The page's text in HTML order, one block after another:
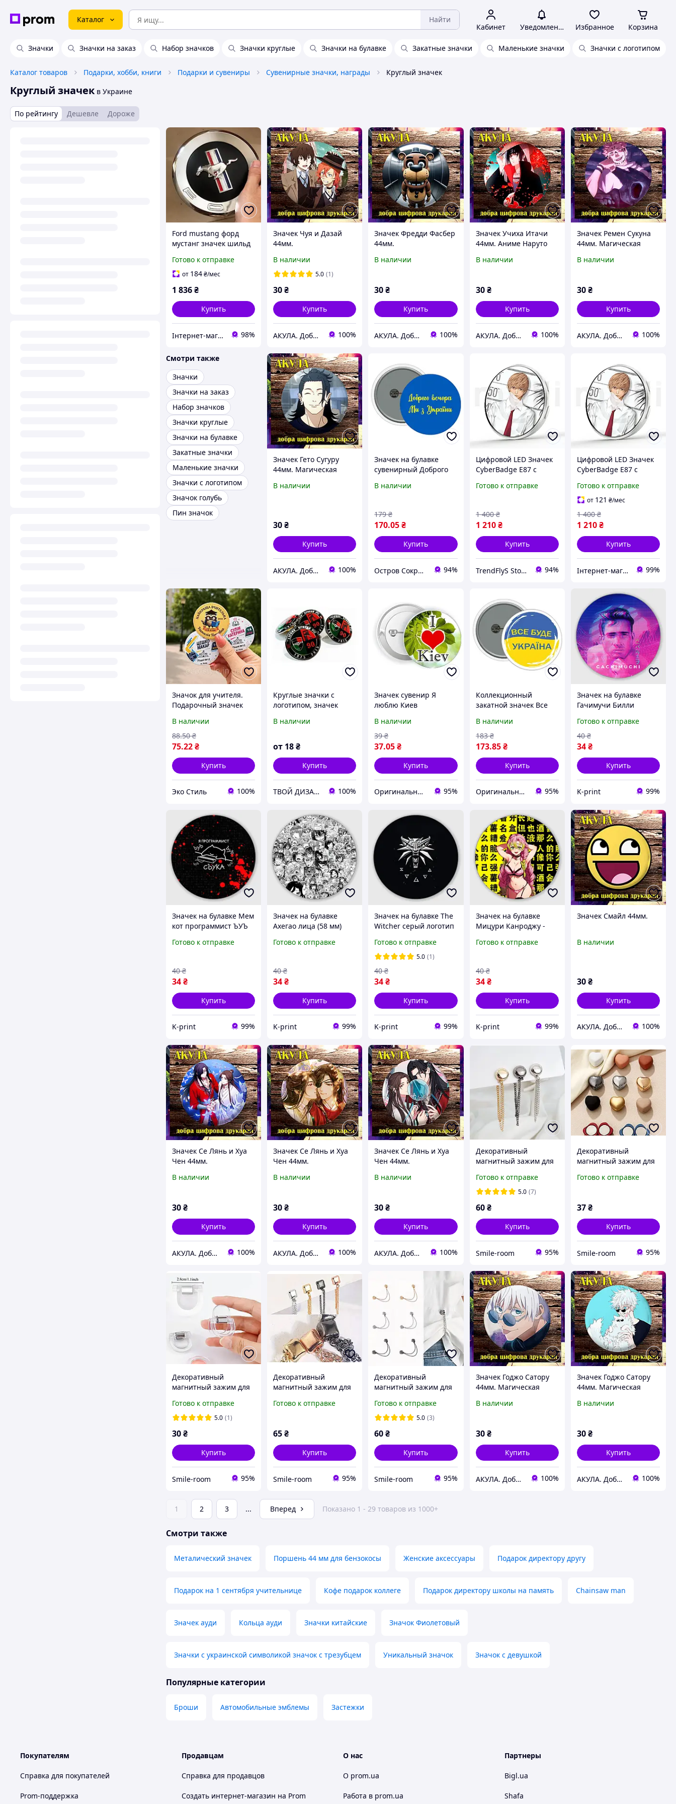
Каталог Найти
Кабинет Уведомления Избранное Корзина
Значки Значки на заказ Набор значков Значки круглые Значки на булавке Закатные значки Маленькие значки Значки с логотипом
Каталог товаров Подарки, хобби, книги Подарки и сувениры Сувенирные значки, награды Круглый значек
Круглый значек в Украине
По рейтингу Дешевле Дороже
Ford mustang форд
мустанг значек шильд
эмблема для авто
автомобиля круглая GT
Готово к отправке
от 184₴/мес
1 836₴
Купить
Інтернет-магазин Heavy Master - аксесуари, інструменти, фурнітура, запчастини 98%
Значек Чуя и Дазай
44мм.
В наличии
5.0 (1)
30₴
Купить
АКУЛА. Добра цифрова друкарня 100%
Значек Фредди Фасбер
44мм.
В наличии
30₴
Купить
АКУЛА. Добра цифрова друкарня 100%
Значек Учиха Итачи
44мм. Аниме Наруто
В наличии
30 ₴
Купить
АКУЛА. Добра цифрова друкарня 100%
Значек Ремен Сукуна
44мм. Магическая
В наличии
30₴
Купить
АКУЛА. Добра цифрова друкарня 100%
Смотри также
Значки
Значки на заказ
Набор значков
Значки круглые
Значки на булавке
Закатные значки
Маленькие значки
Значки с логотипом
Значок голубь
Пин значок
Значек Гето Сугуру
44мм. Магическая
В наличии
30₴
Купить
АКУЛА. Добра цифрова друкарня 100%
Значек на булавке
сувенирный Доброго
В наличии
170.05₴
179 ₴
Купить
Остров Сокровищ магазин подарков, сувениров и украшений 94%
Цифровой LED Значек
CyberBadge E87 с
Дисплеем,
Bluetooth Электронный
Е-Бейдж с Видео, GIF и
Фото,
Готово к отправке
1 210 ₴
1 400 ₴
Купить
TrendFlyS Store — интернет-магазин товаров для дома и семьи 94%
Цифровой LED Значек
CyberBadge E87 с
Дисплеем,
Приложением и
Bluetooth Электронный
Е-Бейдж с Видео, GIF и
Фото,
Готово к отправке
от 121 ₴/мес
1 210₴
1 400 ₴
Купить
Інтернет-магазин "ВлаДі" 99%
Значок для учителя.
Подарочный значек
Значек учителя.
Подарок учителю
В наличии
75.22₴
88.50 ₴
Купить
Эко Стиль 100%
Круглые значки с
логотипом, значек
заказ
В наличии
от 18₴
Купить
ТВОЙ ДИЗАЙН 100%
Значек сувенир Я
люблю Киев
В наличии
37.05₴
39 ₴
Купить
Оригинальные подарки в интернет-магазине Панда-Шоп 95%
Коллекционный
закатной значек Все
В наличии
173.85 ₴
183 ₴
Купить
Оригинальные подарки в интернет-магазине Панда-Шоп 95%
Значек на булавке
Гачимучи Билли
Готово к отправке
34₴
40 ₴
Купить
K-print 99%
Значек на булавке Мем
кот программист ЪУЪ
Готово к отправке
34₴
40 ₴
Купить
K-print 99%
Значек на булавке
Ахегао лица (58 мм)
Готово к отправке
34₴
40 ₴
Купить
K-print 99%
Значек на булавке The
Witcher серый логотип
Готово к отправке
5.0 (1)
34₴
40 ₴
Купить
K-print 99%
Значек на булавке
Мицури Канроджу -
демонов (58 мм)
Готово к отправке
34 ₴
40 ₴
Купить
K-print 99%
Значек Смайл 44мм.
В наличии
30₴
Купить
АКУЛА. Добра цифрова друкарня 100%
Значек Се Лянь и Хуа
Чен 44мм.
небожителей
В наличии
30₴
Купить
АКУЛА. Добра цифрова друкарня 100%
Значек Се Лянь и Хуа
Чен 44мм.
небожителей
В наличии
30₴
Купить
АКУЛА. Добра цифрова друкарня 100%
Значек Се Лянь и Хуа
Чен 44мм.
небожителей
В наличии
30₴
Купить
АКУЛА. Добра цифрова друкарня 100%
Декоративный
магнитный зажим для
Готово к отправке
5.0 (7)
60 ₴
Купить
Smile-room 95%
Декоративный
магнитный зажим для
Готово к отправке
37₴
Купить
Smile-room 95%
Декоративный
магнитный зажим для
Готово к отправке
5.0 (1)
30₴
Купить
Smile-room 95%
Декоративный
магнитный зажим для
Готово к отправке
65₴
Купить
Smile-room 95%
Декоративный
магнитный зажим для
Готово к отправке
5.0 (3)
60₴
Купить
Smile-room 95%
Значек Годжо Сатору
44мм. Магическая
В наличии
30 ₴
Купить
АКУЛА. Добра цифрова друкарня 100%
Значек Годжо Сатору
44мм. Магическая
В наличии
30₴
Купить
АКУЛА. Добра цифрова друкарня 100%
1 2 3 ... Вперед Показано 1 - 29 товаров из 1000+
Смотри также
Металический значек Поршень 44 мм для бензокосы Женские аксессуары Подарок директору другу
Подарок на 1 сентября учительнице Кофе подарок коллеге Подарок директору школы на память Chainsaw man
Значек ауди Кольца ауди Значки китайские Значок Фиолетовый
Значки с украинской символикой значок с трезубцем Уникальный значок Значок с девушкой
Популярные категории
Броши Автомобильные эмблемы Застежки
Покупателям
Справка для покупателей
Prom-поддержка
Продавцам
Справка для продавцов
Создать интернет-магазин на Prom
О нас
О prom.ua
Работа в prom.ua
Партнеры
Bigl.ua
Shafa